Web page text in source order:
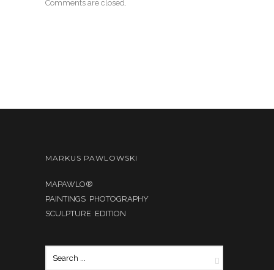
Comments are closed.
MARKUS PAWLOWSKI
MAPAWLO®
PAINTINGS PHOTOGRAPHY
SCULPTURE EDITION